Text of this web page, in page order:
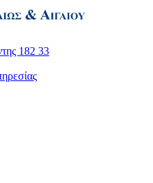
182 33